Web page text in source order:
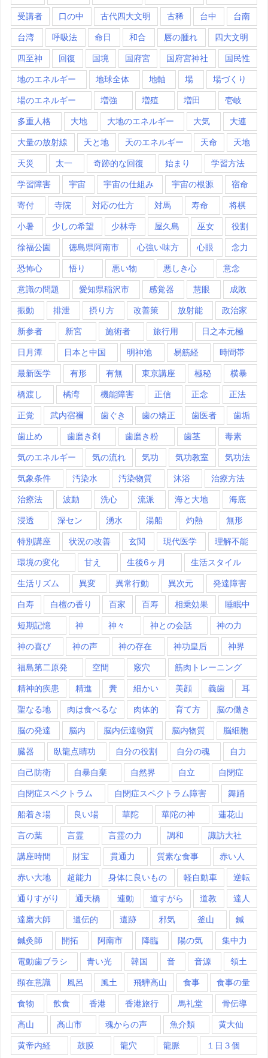
受講者 口の中 古代四大文明 古稀 台中 台南
台湾 呼吸法 命日 和合 唇の腫れ 四大文明
四至神 回復 国境 国府宮 国府宮神社 国民性
地のエネルギー 地球全体 地軸 場 場づくり
場のエネルギー 増強 増殖 増田 壱岐
多重人格 大地 大地のエネルギー 大気 大連
大量の放射線 天と地 天のエネルギー 天命 天地
天災 太一 奇跡的な回復 始まり 学習方法
学習障害 宇宙 宇宙の仕組み 宇宙の根源 宿命
寄付 寺院 対応の仕方 対馬 寿命 将棋
小暑 少しの希望 少林寺 屋久島 巫女 役割
徐福公園 徳島県阿南市 心強い味方 心眼 念力
恐怖心 悟り 悪い物 悪しき心 意念
意識の問題 愛知県稲沢市 感覚器 慧眼 成敗
振動 排泄 摂り方 改善策 放射能 政治家
新参者 新宮 施術者 旅行用 日之本元極
日月潭 日本と中国 明神池 易筋経 時間帯
最新医学 有形 有無 東京講座 極秘 横暴
橋渡し 橘湾 機能障害 正信 正念 正法
正覚 武内宿禰 歯ぐき 歯の矯正 歯医者 歯垢
歯止め 歯磨き剤 歯磨き粉 歯茎 毒素
気のエネルギー 気の流れ 気功 気功教室 気功法
気象条件 汚染水 汚染物質 沐浴 治療方法
治療法 波動 洗心 流派 海と大地 海底
浸透 深セン 湧水 湯船 灼熱 無形
特別講座 状況の改善 玄関 現代医学 理解不能
環境の変化 甘え 生後6ヶ月 生活スタイル
生活リズム 異変 異常行動 異次元 発達障害
白寿 白檀の香り 百家 百寿 相乗効果 睡眠中
短期記憶 神 神々 神との会話 神の力
神の喜び 神の声 神の存在 神功皇后 神界
福島第二原発 空間 竅穴 筋肉トレーニング
精神的疾患 精進 糞 細かい 美顔 義歯 耳
聖なる地 肉は食べるな 肉体的 育て方 脳の働き
脳の発達 脳内 脳内伝達物質 脳内物質 脳細胞
臓器 臥龍点睛功 自分の役割 自分の魂 自力
自己防衛 自暴自棄 自然界 自立 自閉症
自閉症スペクトラム 自閉症スペクトラム障害 舞踊
船着き場 良い場 華陀 華陀の神 蓮花山
言の葉 言霊 言霊の力 調和 諏訪大社
講座時間 財宝 貫通力 質素な食事 赤い人
赤い大地 超能力 身体に良いもの 軽自動車 逆転
通りすがり 通天橋 連動 道すがら 道教 達人
達磨大師 遺伝的 遺跡 邪気 釜山 鍼
鍼灸師 開拓 阿南市 降臨 陽の気 集中力
電動歯ブラシ 青い光 韓国 音 音源 領土
顕在意識 風呂 風土 飛騨高山 食事 食事の量
食物 飲食 香港 香港旅行 馬礼堂 骨伝導
高山 高山市 魂からの声 魚介類 黄大仙
黄帝内経 鼓膜 龍穴 龍脈 １日３個